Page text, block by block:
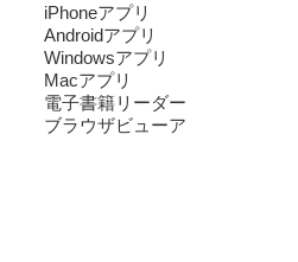
iPhoneアプリ
Androidアプリ
Windowsアプリ
Macアプリ
電子書籍リーダー
ブラウザビューア